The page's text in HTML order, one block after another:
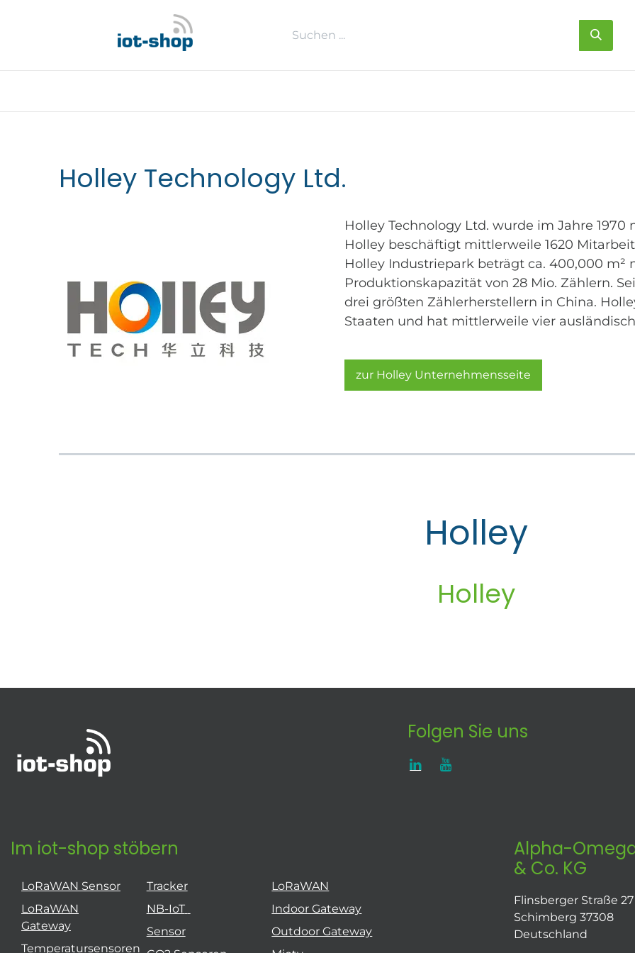
Holley Technology Ltd.
Holley Technology Ltd. wurde im Jahre
Holley beschäftigt mittlerweile 1620
Holley Industriepark beträgt ca. 400,000 m²
Produktionskapazität von 28 Mio. Zählern.
drei größten Zählerherstellern in China.
Staaten und hat mittlerweile vier
zur Holley Unternehmensseite
Holley
Holley
Folgen Sie uns
Im iot-shop stöbern
LoRaWAN Sensor
LoRaWAN
Gateway
Temperatursensoren
Tracker
NB-IoT
Sensor
LoRaWAN
Indoor Gateway
Outdoor Gateway
Alpha-
& Co. KG
Flinsberger Straße 27
Schimberg 37308
Deutschland